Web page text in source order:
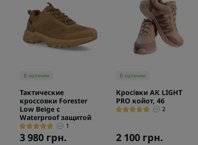
В наличии
Тактические
кроссовки Forester
Low Beige с
Waterproof защитой
1
3 980 грн.
В наличии
Кросівки АК LIGHT
PRO койот, 46
2
2 100 грн.